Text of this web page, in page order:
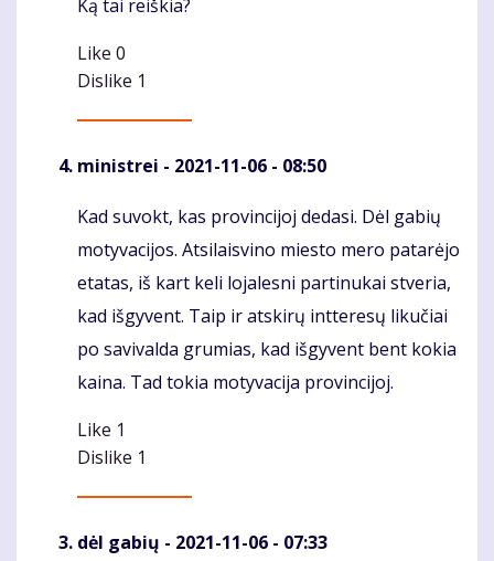
Ką tai reiškia?
Like 0
Dislike 1
ministrei - 2021-11-06 - 08:50
Komentaras
Kad suvokt, kas provincijoj dedasi. Dėl gabių
motyvacijos. Atsilaisvino miesto mero patarėjo
etatas, iš kart keli lojalesni partinukai stveria,
kad išgyvent. Taip ir atskirų intteresų likučiai
po savivalda grumias, kad išgyvent bent kokia
kaina. Tad tokia motyvacija provincijoj.
Like 1
Dislike 1
dėl gabių - 2021-11-06 - 07:33